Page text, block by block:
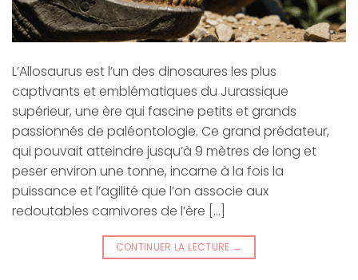
L’Allosaurus est l’un des dinosaures les plus
captivants et emblématiques du Jurassique
supérieur, une ère qui fascine petits et grands
passionnés de paléontologie. Ce grand prédateur,
qui pouvait atteindre jusqu’à 9 mètres de long et
peser environ une tonne, incarne à la fois la
puissance et l’agilité que l’on associe aux
redoutables carnivores de l’ère […]
CONTINUER LA LECTURE →